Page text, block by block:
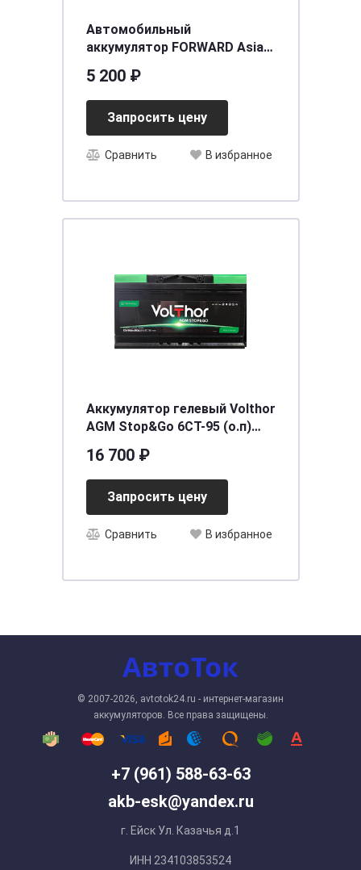
Автомобильный
аккумулятор FORWARD Asia
5 200 ₽
Запросить цену
Сравнить В избранное
Аккумулятор гелевый Volthor
AGM Stop&Go 6CT-95 (о.п)
16 700 ₽
Запросить цену
Сравнить В избранное
+7 (961) 588-63-63
akb-esk@yandex.ru
г. Ейск Ул. Казачья д.1
ИНН 234103853524
© 2007-2026, avtotok24.ru - интернет-магазин
аккумуляторов. Все права защищены.